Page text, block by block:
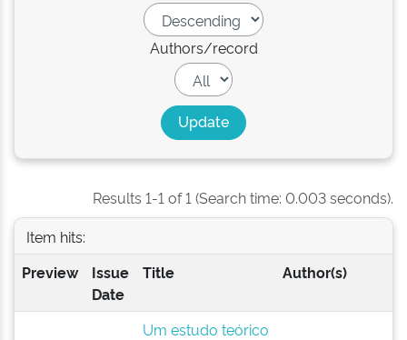
Authors/record
Results 1-1 of 1 (Search time: 0.003 seconds).
Item hits:
Preview
Issue
Date
Title Author(s)
Um estudo teórico